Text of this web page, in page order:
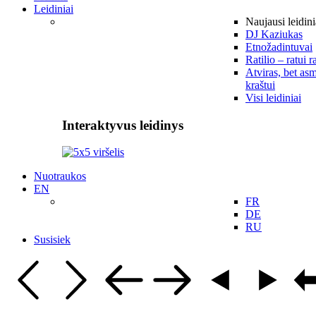
Leidiniai
Naujausi
DJ Kaziukas
Etnožadintuvai
Ratilio – ratui
Atviras, bet
kraštui
Visi leidiniai
Interaktyvus leidinys
Nuotraukos
EN
FR
DE
RU
Susisiek